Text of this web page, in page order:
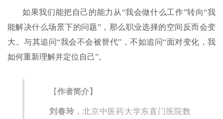
如果我们能把自己的能力从“我会做什么工作”转向“我
能解决什么场景下的问题”，那么职业选择的空间反而会变
大。与其追问“我会不会被替代”，不如追问“面对变化，我
如何重新理解并定位自己”。
【作者简介】
刘春玲 ，北京中医药大学东直门医院数